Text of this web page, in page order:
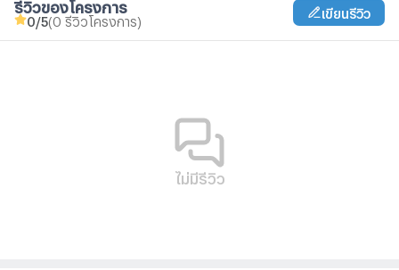
รีวิวของโครงการ
0 /5(0 รีวิวโครงการ)
เขียนรีวิว
ไม่มีรีวิว